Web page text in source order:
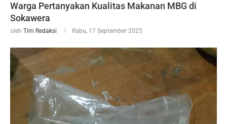
Warga Pertanyakan Kualitas Makanan MBG di
Sokawera
oleh Tim Redaksi Rabu, 17 September 2025